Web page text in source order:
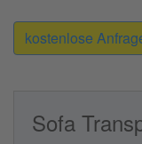
kostenlose
Sofa